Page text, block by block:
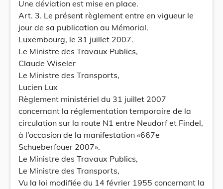
Une déviation est mise en place.
Art. 3. Le présent règlement entre en vigueur le
jour de sa publication au Mémorial.
Luxembourg, le 31 juillet 2007.
Le Ministre des Travaux Publics,
Claude Wiseler
Le Ministre des Transports,
Lucien Lux
Règlement ministériel du 31 juillet 2007
concernant la réglementation temporaire de la
circulation sur la route N1 entre Neudorf et Findel,
à l’occasion de la manifestation «667e
Schueberfouer 2007».
Le Ministre des Travaux Publics,
Le Ministre des Transports,
Vu la loi modifiée du 14 février 1955 concernant la